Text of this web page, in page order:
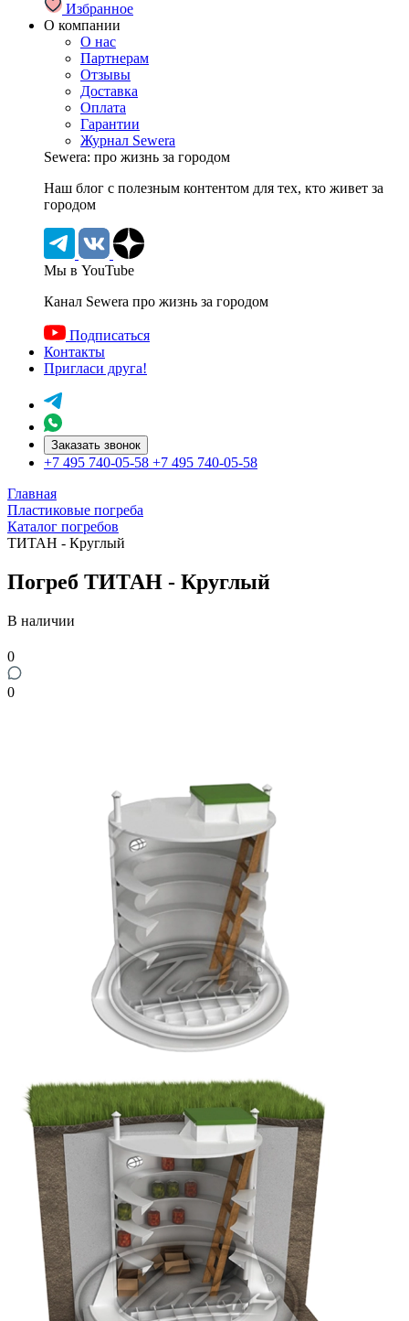
Избранное
О компании
О нас
Партнерам
Отзывы
Доставка
Оплата
Гарантии
Журнал Sewera
Sewera: про жизнь за городом
Наш блог c полезным контентом для тех, кто живет за
городом
Мы в YouTube
Канал Sewera про жизнь за городом
Подписаться
Контакты
Пригласи друга!
Заказать звонок
+7 495 740-05-58 +7 495 740-05-58
Главная
Пластиковые погреба
Каталог погребов
ТИТАН - Круглый
Погреб ТИТАН - Круглый
В наличии
0
0